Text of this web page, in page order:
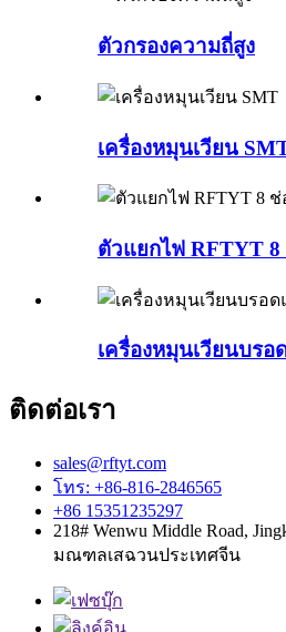
ตัวกรองความถี่สูง
เครื่องหมุนเวียน
ตัวแยกไฟ RFTYT 8
เครื่องหมุนเวียนบร
ติดต่อเรา
sales@rftyt.com
โทร: +86-816-2846565
+86 15351235297
218# Wenwu Middle Road,
มณฑลเสฉวนประเทศจีน